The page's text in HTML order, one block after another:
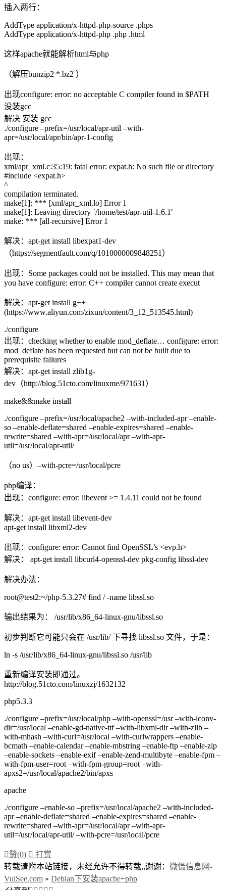
插入两行：
AddType application/x-httpd-php-source .phps
AddType application/x-httpd-php .php .html
这样apache就能解析html与php
（解压bunzip2 *.bz2 ）
出现configure: error: no acceptable C compiler found in $PATH
没装gcc
解决 安装 gcc
./configure –prefix=/usr/local/apr-util –with-
apr=/usr/local/apr/bin/apr-1-config
出现：
xml/apr_xml.c:35:19: fatal error: expat.h: No such file or directory
#include <expat.h>
^
compilation terminated.
make[1]: *** [xml/apr_xml.lo] Error 1
make[1]: Leaving directory `/home/test/apr-util-1.6.1′
make: *** [all-recursive] Error 1
解决：apt-get install libexpat1-dev
（https://segmentfault.com/q/1010000009848251）
出现：Some packages could not be installed. This may mean that
you have configure: error: C++ compiler cannot create execut
解决：apt-get install g++
(https://www.aliyun.com/zixun/content/3_12_513545.html)
./configure
出现：checking whether to enable mod_deflate… configure: error:
mod_deflate has been requested but can not be built due to
prerequisite failures
解决：apt-get install zlib1g-
dev（http://blog.51cto.com/linuxme/971631）
make&&make install
./configure –prefix=/usr/local/apache2 –with-included-apr –enable-
so –enable-deflate=shared –enable-expires=shared –enable-
rewrite=shared –with-apr=/usr/local/apr –with-apr-
util=/usr/local/apr-util/
（no us）–with-pcre=/usr/local/pcre
php编译：
出现：configure: error: libevent >= 1.4.11 could not be found
解决：apt-get install libevent-dev
apt-get install libxml2-dev
出现：configure: error: Cannot find OpenSSL’s <evp.h>
解决： apt-get install libcurl4-openssl-dev pkg-config libssl-dev
解决办法：
root@test2:~/php-5.3.27# find / -name libssl.so
输出结果为： /usr/lib/x86_64-linux-gnu/libssl.so
初步判断它可能只会在 /usr/lib/ 下寻找 libssl.so 文件，于是：
ln -s /usr/lib/x86_64-linux-gnu/libssl.so /usr/lib
重新编译安装即通过。
http://blog.51cto.com/linuxzj/1632132
php5.3.3
./configure –prefix=/usr/local/php –with-openssl=/usr –with-iconv-
dir=/usr/local –enable-gd-native-ttf –with-libxml-dir –with-zlib –
with-mhash –with-curl=/usr/local –with-curlwrappers –enable-
bcmath –enable-calendar –enable-mbstring –enable-ftp –enable-zip
–enable-sockets –enable-exif –enable-zend-multibyte –enable-fpm –
with-fpm-user=root –with-fpm-group=root –with-
apxs2=/usr/local/apache2/bin/apxs
apache
./configure –enable-so –prefix=/usr/local/apache2 –with-included-
apr –enable-deflate=shared –enable-expires=shared –enable-
rewrite=shared –with-apr=/usr/local/apr –with-apr-
util=/usr/local/apr-util/ –with-pcre=/usr/local/pcre
赞(0)  打赏
转载请附本站链接，未经允许不得转载,,谢谢： 微慑信息网-
VulSee.com » Debian下安装apache+php